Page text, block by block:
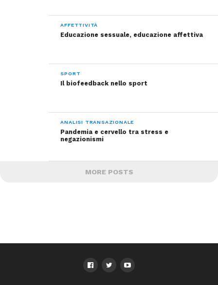
AFFETTIVITÀ
Educazione sessuale, educazione affettiva
SPORT
Il biofeedback nello sport
ANALISI TRANSAZIONALE
Pandemia e cervello tra stress e
negazionismi
MORE POSTS